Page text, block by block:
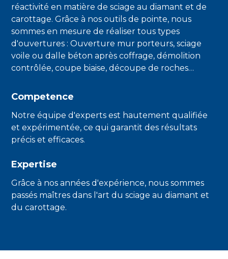
réactivité en matière de sciage au diamant et de
carottage. Grâce à nos outils de pointe, nous
sommes en mesure de réaliser tous types
d'ouvertures : Ouverture mur porteurs, sciage
voile ou dalle béton après coffrage, démolition
contrôlée, coupe biaise, découpe de roches…
Competence
Notre équipe d'experts est hautement qualifiée
et expérimentée, ce qui garantit des résultats
précis et efficaces.
Expertise
Grâce à nos années d'expérience, nous sommes
passés maîtres dans l'art du sciage au diamant et
du carottage.